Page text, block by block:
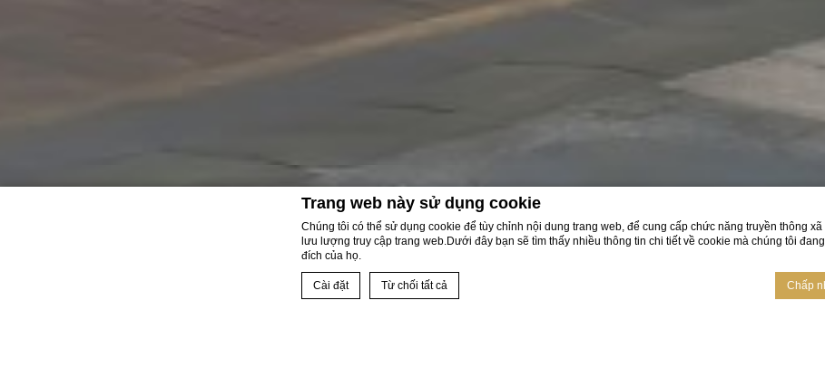
Trang web này sử dụng cookie
Chúng tôi có thể sử dụng cookie để tùy chỉnh nội dung trang web, để cung cấp chức năng truyền thông xã
lưu lượng truy cập trang web.Dưới đây bạn sẽ tìm thấy nhiều thông tin chi tiết về cookie mà chúng tôi
đích của họ.
Cài đặt Từ chối tất cả Chấp